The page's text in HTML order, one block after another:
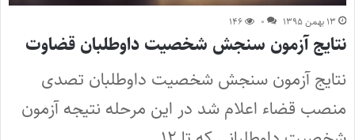
۱۳ بهمن ۱۳۹۵ ۰ ۱۴۶
نتایج آزمون سنجش شخصیت داوطلبان قضاوت
نتایج آزمون سنجش شخصیت داوطلبان تصدی
منصب قضاء اعلام شد در این مرحله نتیجه آزمون